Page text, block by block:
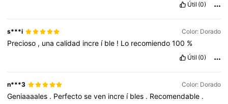
Útil (0)
s***i Color: Dorado
Precioso , unacalidad incre í ble ! Lo recomiendo100 %
Útil (0)
n***3 Color: Dorado
Geniaaaales . Perfectoseven incre í bles . Recomendable .